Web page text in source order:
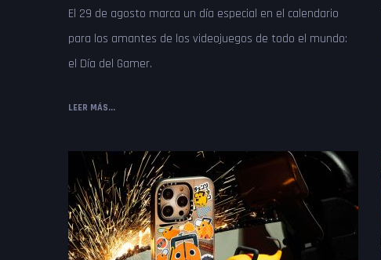
El 29 de agosto marca un día especial en el calendario
para los amantes de los videojuegos de todo el mundo:
el Día del Gamer.
LEER MÁS...